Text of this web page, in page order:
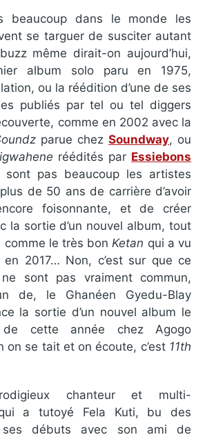
beaucoup dans le monde les
se targuer de susciter autant
même dirait-on aujourd’hui,
album solo paru en 1975,
ou la réédition d’une de ses
publiés par tel ou tel diggers
comme en 2002 avec la
parue chez Soundway, ou
réédités par Essiebons
sont pas beaucoup les artistes
de 50 ans de carrière d’avoir
foisonnante, et de créer
la sortie d’un nouvel album, tout
le très bon Ketan qui a vu
2017… Non, c’est sur que ce
ne sont pas vraiment commun,
de, le Ghanéen Gyedu-Blay
la sortie d’un nouvel album le
cette année chez Agogo
on se tait et on écoute, c’est 11th
chanteur et multi-
a tutoyé Fela Kuti, bu des
débuts avec son ami de